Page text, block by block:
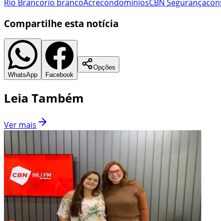
Rio Brancorio brancoAcrecondomíniosCBN Segurança
Compartilhe esta notícia
WhatsApp Facebook
Opções
Leia Também
Ver mais